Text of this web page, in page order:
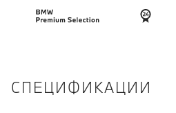
СПЕЦИФИКАЦИИ